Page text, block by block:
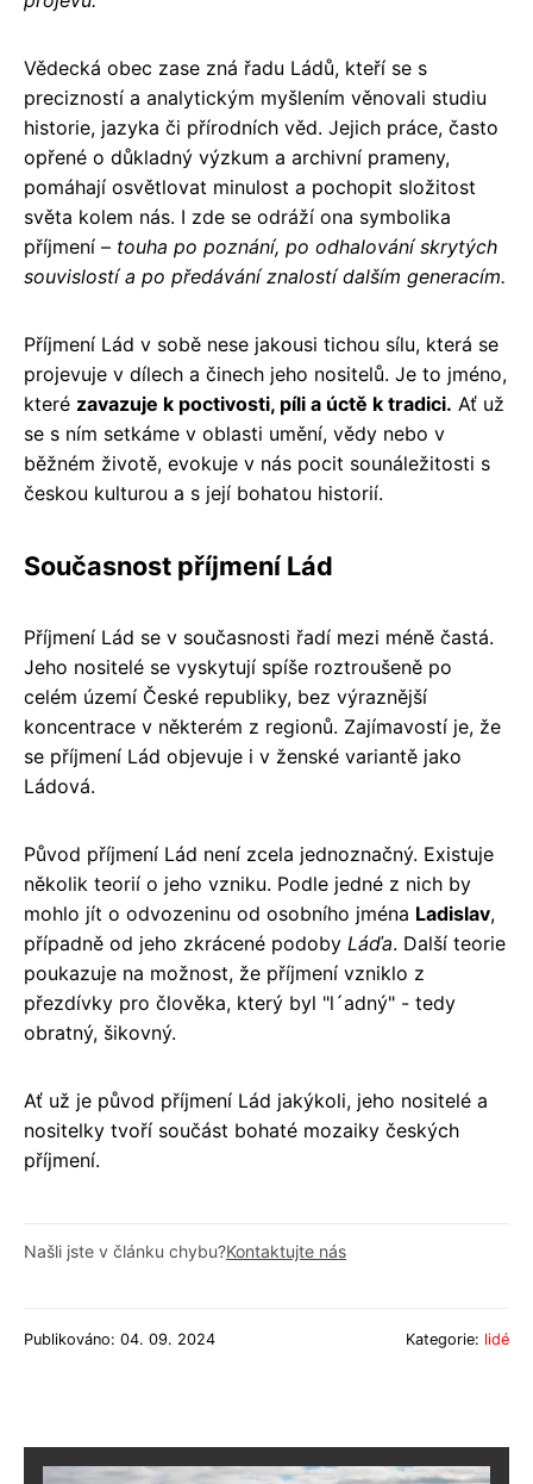
Vědecká obec zase zná řadu Ládů, kteří se s
precizností a analytickým myšlením věnovali studiu
historie, jazyka či přírodních věd. Jejich práce, často
opřené o důkladný výzkum a archivní prameny,
pomáhají osvětlovat minulost a pochopit složitost
světa kolem nás. I zde se odráží ona symbolika
příjmení – touha po poznání, po odhalování skrytých
souvislostí a po předávání znalostí dalším generacím.
Příjmení Lád v sobě nese jakousi tichou sílu, která se
projevuje v dílech a činech jeho nositelů. Je to jméno,
které zavazuje k poctivosti, píli a úctě k tradici. Ať už
se s ním setkáme v oblasti umění, vědy nebo v
běžném životě, evokuje v nás pocit sounáležitosti s
českou kulturou a s její bohatou historií.
Současnost příjmení Lád
Příjmení Lád se v současnosti řadí mezi méně častá.
Jeho nositelé se vyskytují spíše roztroušeně po
celém území České republiky, bez výraznější
koncentrace v některém z regionů. Zajímavostí je, že
se příjmení Lád objevuje i v ženské variantě jako
Ládová.
Původ příjmení Lád není zcela jednoznačný. Existuje
několik teorií o jeho vzniku. Podle jedné z nich by
mohlo jít o odvozeninu od osobního jména Ladislav,
případně od jeho zkrácené podoby Láďa. Další teorie
poukazuje na možnost, že příjmení vzniklo z
přezdívky pro člověka, který byl "l´adný" - tedy
obratný, šikovný.
Ať už je původ příjmení Lád jakýkoli, jeho nositelé a
nositelky tvoří součást bohaté mozaiky českých
příjmení.
Našli jste v článku chybu?Kontaktujte nás
Publikováno: 04. 09. 2024 Kategorie: lidé